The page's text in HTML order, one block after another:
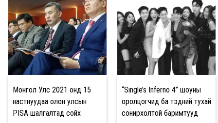
Монгол Улс 2021 онд 15
настнуудаа олон улсын
PISA шалгалтад сойх
“Single’s Inferno 4” шоуны
оролцогчид ба тэдний тухай
сонирхолтой баримтууд